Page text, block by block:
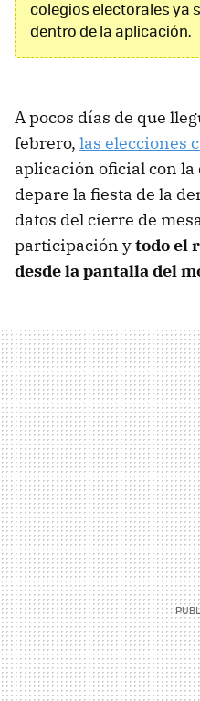
colegios electorales ya
dentro de la aplicación.
A pocos días de que
febrero, las elecciones
aplicación oficial con la
depare la fiesta de la
datos del cierre de
participación ytodo el
desde la pantalla del